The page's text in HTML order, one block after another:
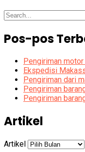
Pos-pos
Pengiriman
Ekspedisi
Pengiriman dari
Pengiriman
Pengiriman
Artikel
Artikel